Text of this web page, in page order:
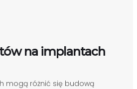
na implantach
mogą różnić się budową